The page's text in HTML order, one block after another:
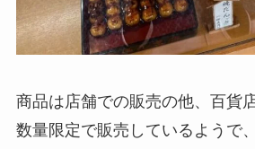
商品は店舗での販売の他、百貨
数量限定で販売しているようで